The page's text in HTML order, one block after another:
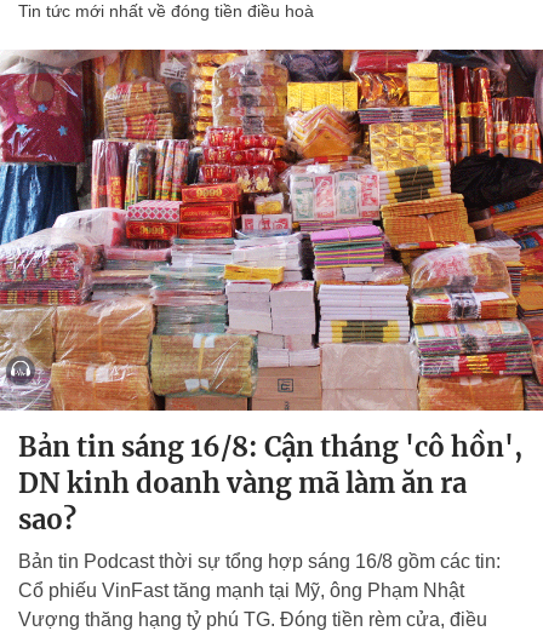
Tin tức mới nhất về đóng tiền điều hoà
Bản tin sáng 16/8: Cận tháng 'cô hồn',
DN kinh doanh vàng mã làm ăn ra
sao?
Bản tin Podcast thời sự tổng hợp sáng 16/8 gồm các tin:
Cổ phiếu VinFast tăng mạnh tại Mỹ, ông Phạm Nhật
Vượng thăng hạng tỷ phú TG. Đóng tiền rèm cửa, điều